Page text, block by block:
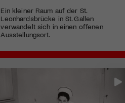
Ein kleiner Raum auf der St.
Leonhardsbrücke in St. Gallen
verwandelt sich in einen offenen
Ausstellungsort.